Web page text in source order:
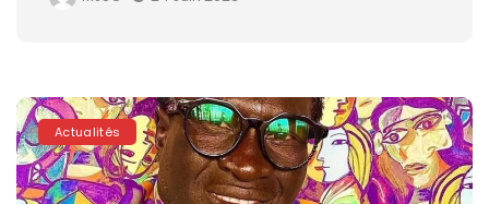
Actualités